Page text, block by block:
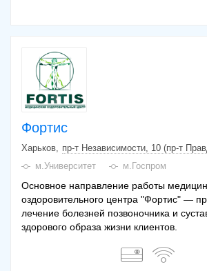
Фортис
Харьков
пр-т Независимости, 10 (пр-т
м.Университет
м.Госпром
Основное направление работы
оздоровительного центра "Фортис" —
лечение болезней позвоночника и
здорового образа жизни клиентов.